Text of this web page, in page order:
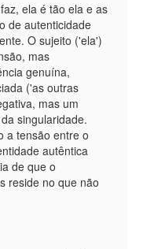
ela é tão ela e as
de autenticidade
O sujeito ('ela')
mas
genuína,
('as outras
mas um
singularidade.
a tensão entre o
autêntica
de que o
reside no que não